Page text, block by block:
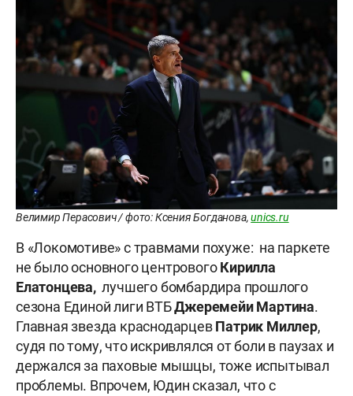
Велимир Перасович / фото: Ксения Богданова,unics.ru
В «Локомотиве» с травмами похуже: на паркете
не было основного центровогоКирилла
Елатонцева, лучшего бомбардира прошлого
сезона Единой лиги ВТБДжеремейи Мартина.
Главная звезда краснодарцевПатрик Миллер,
судя по тому, что искривлялся от боли в паузах и
держался за паховые мышцы, тоже испытывал
проблемы. Впрочем, Юдин сказал, что с